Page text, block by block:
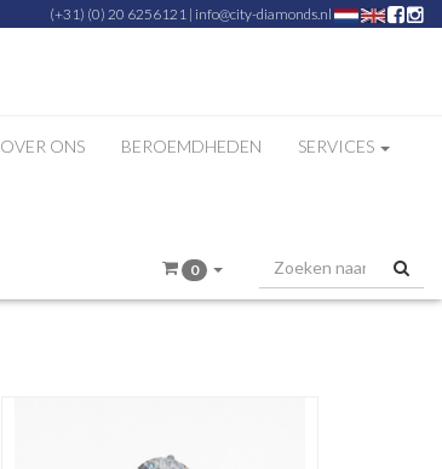
(+31) (0) 20 6256121 | info@city-diamonds.nl
OVER ONS BEROEMDHEDEN SERVICES
0